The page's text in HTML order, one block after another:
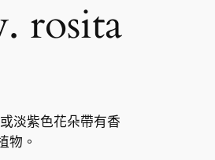
rosita
淡紫色花朵帶有香
物。